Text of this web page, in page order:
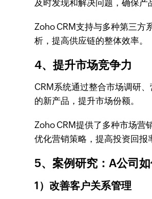
及时发现和解决问题，确保产
Zoho CRM支持与多种第三方
析，提高供应链的整体效率。
4、提升市场竞争力
CRM系统通过整合市场调研
的新产品，提升市场份额。
Zoho CRM提供了多种市场营
优化营销策略，提高投资回报
5、案例研究：A公司
1）改善客户关系管理